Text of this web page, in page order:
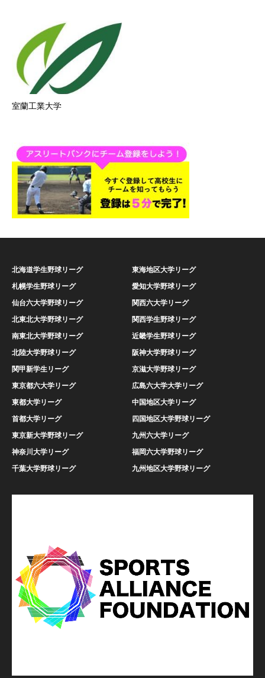
室蘭工業大学
北海道学生野球リーグ
札幌学生野球リーグ
仙台六大学野球リーグ
北東北大学野球リーグ
南東北大学野球リーグ
北陸大学野球リーグ
関甲新学生リーグ
東京都六大学リーグ
東都大学リーグ
首都大学リーグ
東京新大学野球リーグ
神奈川大学リーグ
千葉大学野球リーグ
東海地区大学リーグ
愛知大学野球リーグ
関西六大学リーグ
関西学生野球リーグ
近畿学生野球リーグ
阪神大学野球リーグ
京滋大学野球リーグ
広島六大学大学リーグ
中国地区大学リーグ
四国地区大学野球リーグ
九州六大学リーグ
福岡六大学野球リーグ
九州地区大学野球リーグ